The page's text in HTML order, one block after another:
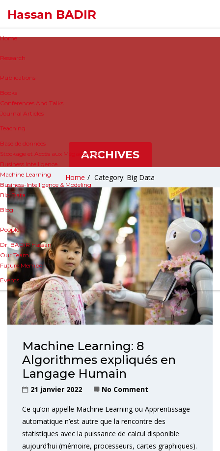
Hassan BADIR
Home
Research
Publications
Books
Conferences And Talks
Journal Articles
Teaching
Base de données
Stockage et Accès aux Mégadonnées
Business Intelligence
Machine Learning
Business-Intelligence & Modeling
Big Data
Blog
People
Dr. BADIR Hassan
Our Team
Future Member
Events
ARCHIVES
Home / Category: Big Data
Machine Learning: 8
Algorithmes expliqués en
Langage Humain
21 janvier 2022 No Comment
Ce qu’on appelle Machine Learning ou Apprentissage
automatique n’est autre que la rencontre des
statistiques avec la puissance de calcul disponible
aujourd’hui (mémoire, processeurs, cartes graphiques).